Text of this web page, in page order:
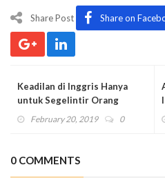
Share Post Share on
Keadilan di Inggris Hanya
untuk Segelintir Orang
February 20, 2019 0
0 COMMENTS